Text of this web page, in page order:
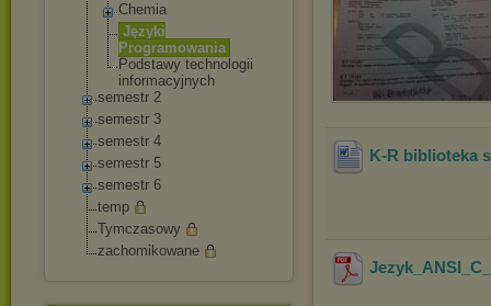
Chemia
Języki
Programowania
Podstawy technologii
informacyjnych
semestr 2
semestr 3
semestr 4
semestr 5
semestr 6
temp
Tymczasowy
zachomikowane
K-R biblioteka